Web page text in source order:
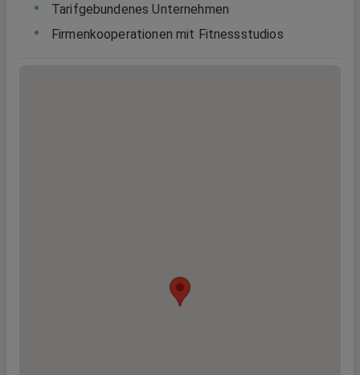
Tarifgebundenes Unternehmen
Firmenkooperationen mit Fitnessstudios